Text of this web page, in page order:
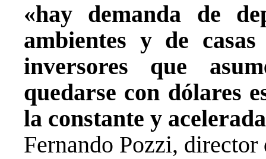
«hay demanda de
ambientes y de
inversores que
quedarse con dólares
la constante y
Fernando Pozzi,